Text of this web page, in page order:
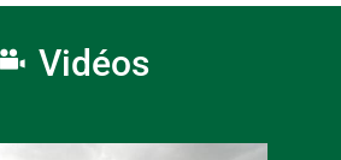
Vidéos